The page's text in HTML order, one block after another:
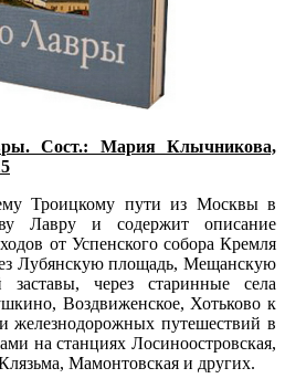
Сост.: Мария Клычникова,
Троицкому пути из Москвы в
Лавру и содержит описание
от Успенского собора Кремля
Лубянскую площадь, Мещанскую
заставы, через старинные села
Воздвиженское, Хотьково к
железнодорожных путешествий в
на станциях Лосиноостровская,
Мамонтовская и других.